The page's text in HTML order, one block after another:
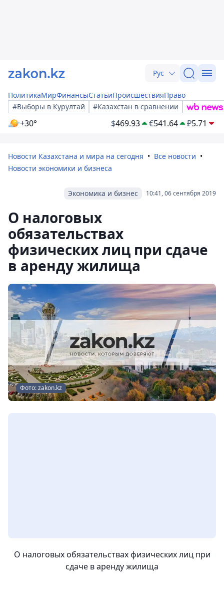
Рус
ПолитикаМирФинансыСтатьиПроисшествияПраво
#Выборы в Курултай
#Казахстан в сравнении
+30° $469.93 €541.64 ₽5.71
Новости Казахстана и мира на сегодня
Все новости
Новости экономики и бизнеса
10:41, 06 сентября 2019
Экономика и бизнес
О налоговых
обязательствах
физических лиц при сдаче
в аренду жилища
Фото: zakon.kz
О налоговых обязательствах физических лиц при
сдаче в аренду жилища